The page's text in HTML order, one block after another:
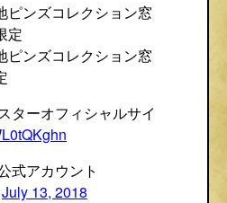
ピンズコレクション窓
定
ピンズコレクション窓
ターオフィシャルサイ
式アカウント
July 13, 2018